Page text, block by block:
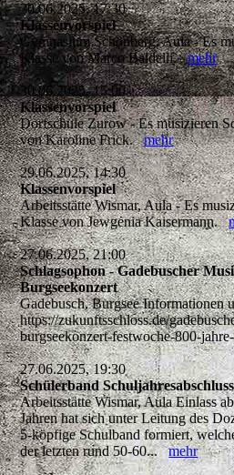
30.06.2025, 17:30
Klassenvorspiel
Gymnasium Schönberg, Aula - Es
Klasse von Marco Baldelli.mehr
30.06.2025, 15:00
Klassenvorspiel
Dorfschule Zurow - Es musizieren
von Karoline Frick.mehr
29.06.2025, 14:30
Klassenvorspiel
Arbeitsstätte Wismar, Aula - Es
Klasse von Jewgenia Kaisermann.
27.06.2025, 21:00
Schlagsophon - Gadebuscher
Burgseekonzert
Gadebusch, Burgsee Informationen
https://zukunftsschloss.de/
burgseekonzert-festwoche-800-
27.06.2025, 19:30
Schülerband
Arbeitsstätte Wismar, Aula Einlass
Jahren hat sich unter Leitung des
5-köpfige Schulband formiert,
der letzten rund 50-60...mehr